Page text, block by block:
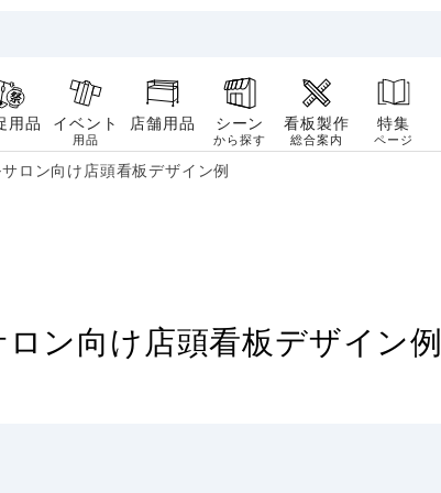
用品 イベント
用品
店舗用品 シーン
から探す
看板製作
総合案内
特集
ページ
ロン向け店頭看板デザイン例
ン向け店頭看板デザイン例